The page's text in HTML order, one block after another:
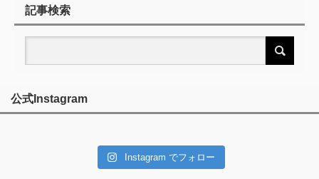
記事検索
公式Instagram
Instagram でフォロー